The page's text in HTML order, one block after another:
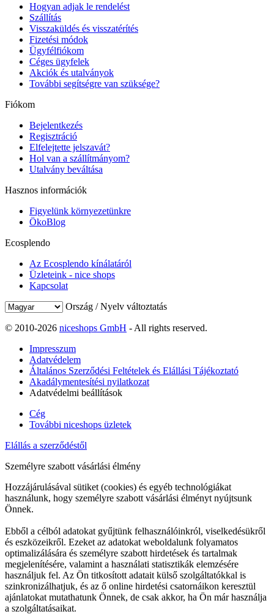
Hogyan adjak le rendelést
Szállítás
Visszaküldés és visszatérítés
Fizetési módok
Ügyfélfiókom
Céges ügyfelek
Akciók és utalványok
További segítségre van szüksége?
Fiókom
Bejelentkezés
Regisztráció
Elfelejtette jelszavát?
Hol van a szállítmányom?
Utalvány beváltása
Hasznos információk
Figyelünk környezetünkre
ÖkoBlog
Ecosplendo
Az Ecosplendo kínálatáról
Üzleteink - nice shops
Kapcsolat
Ország / Nyelv változtatás
© 2010-2026 niceshops GmbH - All rights reserved.
Impresszum
Adatvédelem
Általános Szerződési Feltételek és Elállási Tájékoztató
Akadálymentesítési nyilatkozat
Adatvédelmi beállítások
Cég
További niceshops üzletek
Elállás a szerződéstől
Személyre szabott vásárlási élmény
Hozzájárulásával sütiket (cookies) és egyéb technológiákat
használunk, hogy személyre szabott vásárlási élményt nyújtsunk
Önnek.
Ebből a célból adatokat gyűjtünk felhasználóinkról, viselkedésükről
és eszközeikről. Ezeket az adatokat weboldalunk folyamatos
optimalizálására és személyre szabott hirdetések és tartalmak
megjelenítésére, valamint a használati statisztikák elemzésére
használjuk fel. Az Ön titkosított adatait külső szolgáltatókkal is
szinkronizálhatjuk, és az ő online hirdetési csatornáikon keresztül
ajánlatokat mutathatunk Önnek, de csak akkor, ha Ön már használja
a szolgáltatásaikat.